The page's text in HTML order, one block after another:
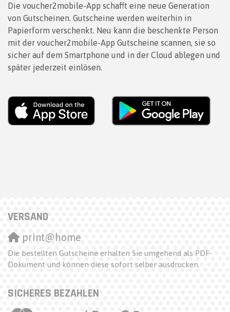
Die voucher2mobile-App schafft eine neue Generation
von Gutscheinen. Gutscheine werden weiterhin in
Papierform verschenkt. Neu kann die beschenkte Person
mit der voucher2mobile-App Gutscheine scannen, sie so
sicher auf dem Smartphone und in der Cloud ablegen und
später jederzeit einlösen.
VERSAND
print@home
Die bestellten Gutscheine erhalten Sie umgehend als PDF-
Dokument und können diese sofort selber ausdrucken.
SICHERES BEZAHLEN